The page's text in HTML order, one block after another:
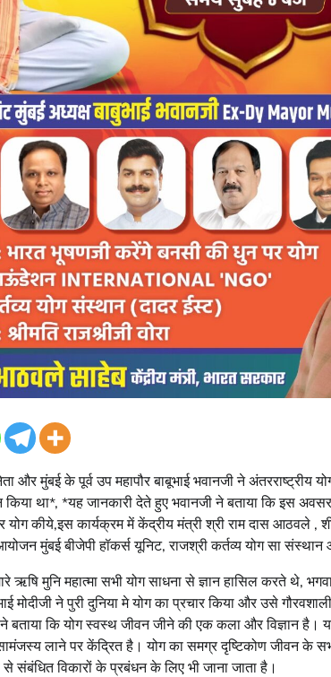
और मुंबई के पूर्व उप महापौर बाबूभाई भवानजी ने
था*, *यह जानकारी देते हुए भवानजी ने बताया कि इस अवसर
योग कीये,इस कार्यक्रम में केंद्रीय मंत्री श्री राम दास आठवले ,
मुंबई बीजेपी हॉकर्स यूनिट, राजश्री कर्तव्य योग सा
ऋषि मुनि महात्मा सभी योग साधना से ज्ञान हासिल करते थे,
मोदीजी ने पुरी दुनिया मे योग का प्रचार किया और उसे
बताया कि योग स्वस्थ जीवन जीने की एक कला और विज्ञान है।
लाने पर केंद्रित है। योग का समग्र दृष्टिकोण जीवन के
संबंधित विकारों के प्रबंधन के लिए भी जाना जाता है।